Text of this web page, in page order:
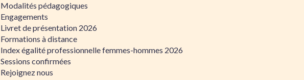
Modalités pédagogiques
Engagements
Livret de présentation 2026
Formations à distance
Index égalité professionnelle femmes-hommes 2026
Sessions confirmées
Rejoignez nous